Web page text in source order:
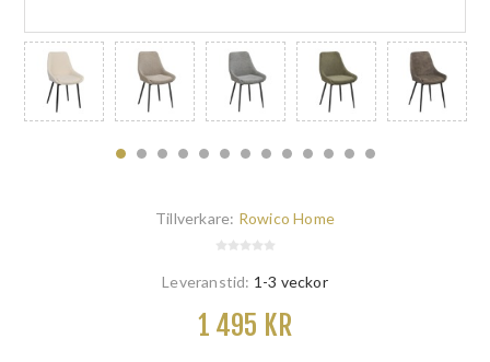
Tillverkare: Rowico Home
Leveranstid: 1-3 veckor
1 495 KR